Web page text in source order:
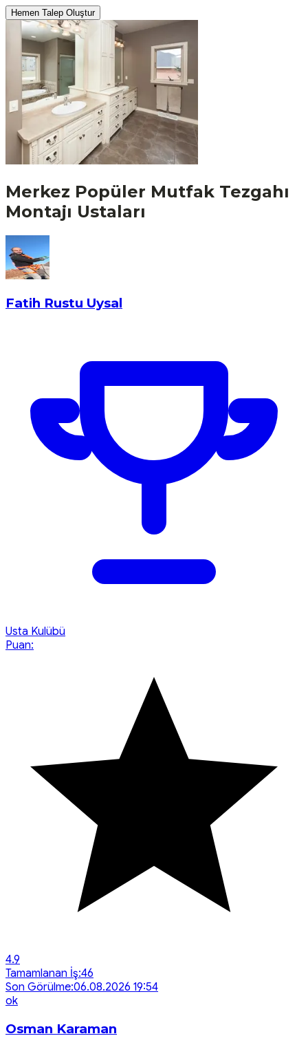
Hemen Talep Oluştur
Merkez Popüler Mutfak Tezgahı
Montajı Ustaları
Fatih Rustu Uysal
Usta Kulübü
Puan:
4.9
Tamamlanan İş:46
Son Görülme:06.08.2026 19:54
ok
Osman Karaman